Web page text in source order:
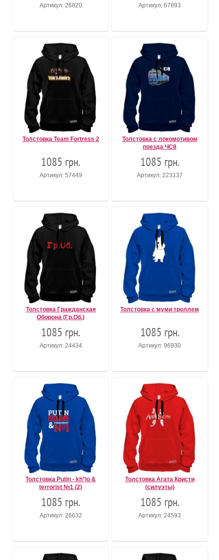
Артикул: 26820 Артикул: 67893
Толстовка Team Fortress 2
1085 грн.
Артикул: 57449
Толстовка с локомотивом
поезда ЧС8
1085 грн.
Артикул: 223137
Толстовка Гражданская
Оборона (Гр.Об.)
1085 грн.
Артикул: 24434
Толстовка с муми троллем
1085 грн.
Артикул: 96930
Толстовка Putin - kh*lo &
terrorist №1 (2)
1085 грн.
Артикул: 26632
Толстовка Агата Кристи
(силуэты)
1085 грн.
Артикул: 24593